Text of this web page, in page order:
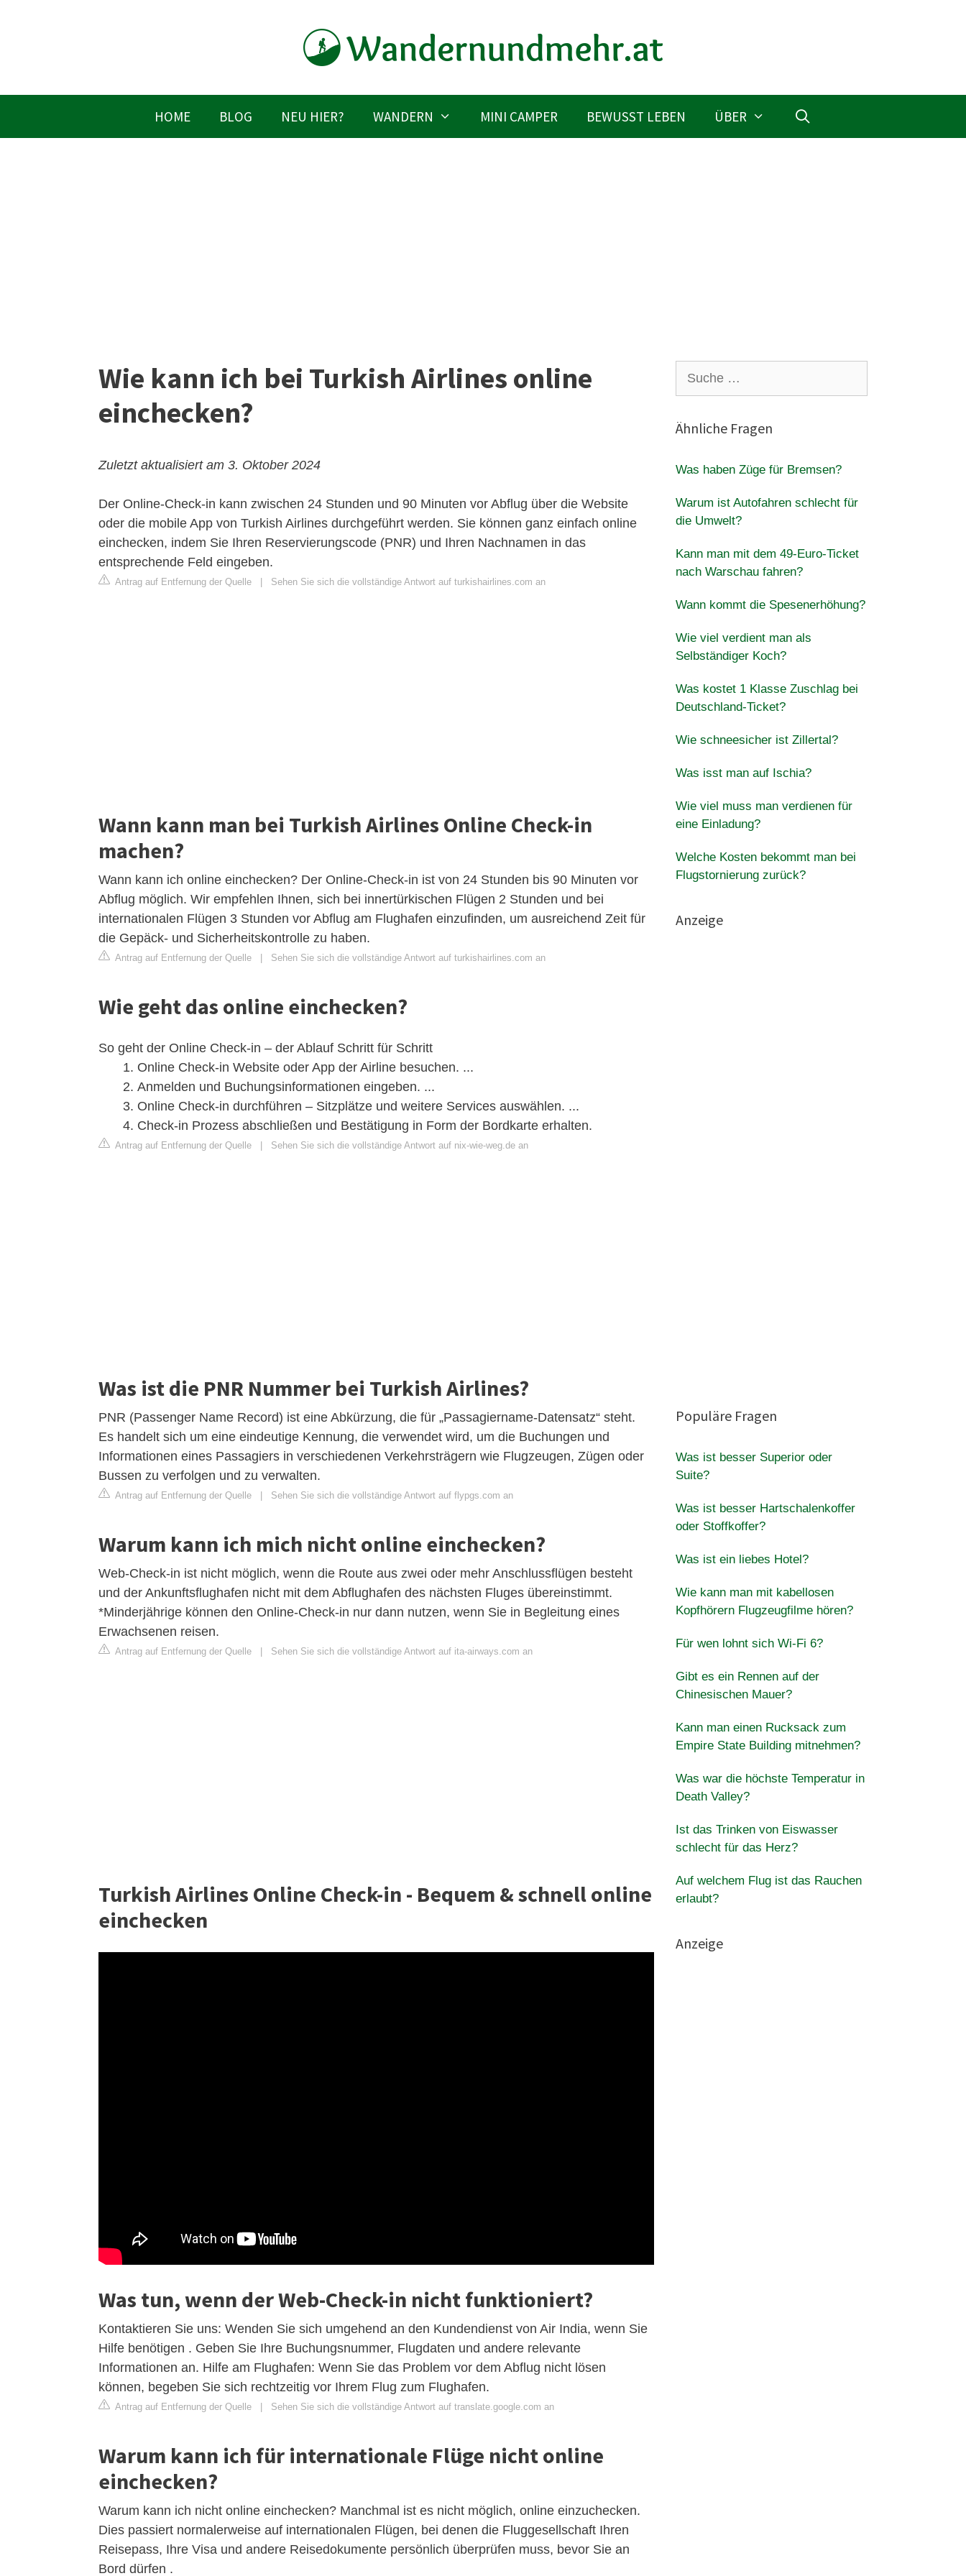
HOME BLOG NEU HIER? WANDERN MINI CAMPER BEWUSST LEBEN ÜBER
Wie kann ich bei Turkish Airlines online
einchecken?
Zuletzt aktualisiert am 3. Oktober 2024
Der Online-Check-in kann zwischen 24 Stunden und 90 Minuten vor Abflug über die Website
oder die mobile App von Turkish Airlines durchgeführt werden. Sie können ganz einfach online
einchecken, indem Sie Ihren Reservierungscode (PNR) und Ihren Nachnamen in das
entsprechende Feld eingeben.
Antrag auf Entfernung der Quelle Sehen Sie sich die vollständige Antwort auf turkishairlines.com an
Wann kann man bei Turkish Airlines Online Check-in
machen?
Wann kann ich online einchecken? Der Online-Check-in ist von 24 Stunden bis 90 Minuten vor
Abflug möglich. Wir empfehlen Ihnen, sich bei innertürkischen Flügen 2 Stunden und bei
internationalen Flügen 3 Stunden vor Abflug am Flughafen einzufinden, um ausreichend Zeit für
die Gepäck- und Sicherheitskontrolle zu haben.
Antrag auf Entfernung der Quelle Sehen Sie sich die vollständige Antwort auf turkishairlines.com an
Wie geht das online einchecken?
So geht der Online Check-in – der Ablauf Schritt für Schritt
Online Check-in Website oder App der Airline besuchen. ...
Anmelden und Buchungsinformationen eingeben. ...
Online Check-in durchführen – Sitzplätze und weitere Services auswählen. ...
Check-in Prozess abschließen und Bestätigung in Form der Bordkarte erhalten.
Antrag auf Entfernung der Quelle Sehen Sie sich die vollständige Antwort auf nix-wie-weg.de an
Was ist die PNR Nummer bei Turkish Airlines?
PNR (Passenger Name Record) ist eine Abkürzung, die für „Passagiername-Datensatz“ steht.
Es handelt sich um eine eindeutige Kennung, die verwendet wird, um die Buchungen und
Informationen eines Passagiers in verschiedenen Verkehrsträgern wie Flugzeugen, Zügen oder
Bussen zu verfolgen und zu verwalten.
Antrag auf Entfernung der Quelle Sehen Sie sich die vollständige Antwort auf flypgs.com an
Warum kann ich mich nicht online einchecken?
Web-Check-in ist nicht möglich, wenn die Route aus zwei oder mehr Anschlussflügen besteht
und der Ankunftsflughafen nicht mit dem Abflughafen des nächsten Fluges übereinstimmt.
*Minderjährige können den Online-Check-in nur dann nutzen, wenn Sie in Begleitung eines
Erwachsenen reisen.
Antrag auf Entfernung der Quelle Sehen Sie sich die vollständige Antwort auf ita-airways.com an
Turkish Airlines Online Check-in - Bequem & schnell online
einchecken
Was tun, wenn der Web-Check-in nicht funktioniert?
Kontaktieren Sie uns: Wenden Sie sich umgehend an den Kundendienst von Air India, wenn Sie
Hilfe benötigen . Geben Sie Ihre Buchungsnummer, Flugdaten und andere relevante
Informationen an. Hilfe am Flughafen: Wenn Sie das Problem vor dem Abflug nicht lösen
können, begeben Sie sich rechtzeitig vor Ihrem Flug zum Flughafen.
Antrag auf Entfernung der Quelle | Sehen Sie sich die vollständige Antwort auf translate.google.com an
Warum kann ich für internationale Flüge nicht online
einchecken?
Warum kann ich nicht online einchecken? Manchmal ist es nicht möglich, online einzuchecken.
Dies passiert normalerweise auf internationalen Flügen, bei denen die Fluggesellschaft Ihren
Reisepass, Ihre Visa und andere Reisedokumente persönlich überprüfen muss, bevor Sie an
Bord dürfen .
nach:
Ähnliche Fragen
Was haben Züge für Bremsen?
Warum ist Autofahren schlecht für
die Umwelt?
Kann man mit dem 49-Euro-Ticket
nach Warschau fahren?
Wann kommt die Spesenerhöhung?
Wie viel verdient man als
Selbständiger Koch?
Was kostet 1 Klasse Zuschlag bei
Deutschland-Ticket?
Wie schneesicher ist Zillertal?
Was isst man auf Ischia?
Wie viel muss man verdienen für
eine Einladung?
Welche Kosten bekommt man bei
Flugstornierung zurück?
Anzeige
Populäre Fragen
Was ist besser Superior oder
Suite?
Was ist besser Hartschalenkoffer
oder Stoffkoffer?
Was ist ein liebes Hotel?
Wie kann man mit kabellosen
Kopfhörern Flugzeugfilme hören?
Für wen lohnt sich Wi-Fi 6?
Gibt es ein Rennen auf der
Chinesischen Mauer?
Kann man einen Rucksack zum
Empire State Building mitnehmen?
Was war die höchste Temperatur in
Death Valley?
Ist das Trinken von Eiswasser
schlecht für das Herz?
Auf welchem ​​Flug ist das Rauchen
erlaubt?
Anzeige